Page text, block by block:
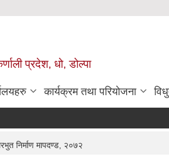
प्रदेश, धो, डोल्पा
कार्यक्रम तथा परियोजना
निर्माण मापदण्ड, २०७२